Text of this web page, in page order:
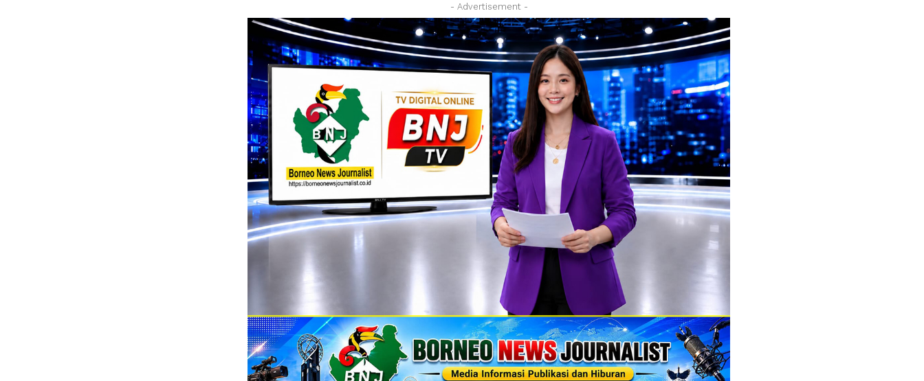
- Advertisement -